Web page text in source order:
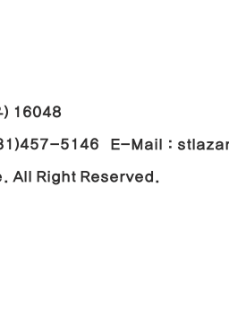
66 (우) 16048
5146 E-Mail :
All Right Reserved.